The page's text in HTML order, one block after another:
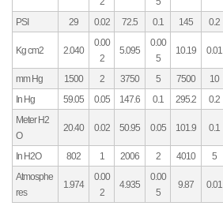
PSI 29 0.02 72.5 0.1 145 0.2
Kg cm2 2.040
0.00
2
5.095
0.00
5
10.19 0.01
mm Hg 1500 2 3750 5 7500 10
In Hg
59.05 0.05 147.6 0.1 295.2 0.2
Meter H2
O
20.40 0.02 50.95 0.05 101.9 0.1
In H2O 802 1 2006 2 4010 5
Atmosphe
res
1.974
0.00
2
4.935
0.00
5
9.87 0.01